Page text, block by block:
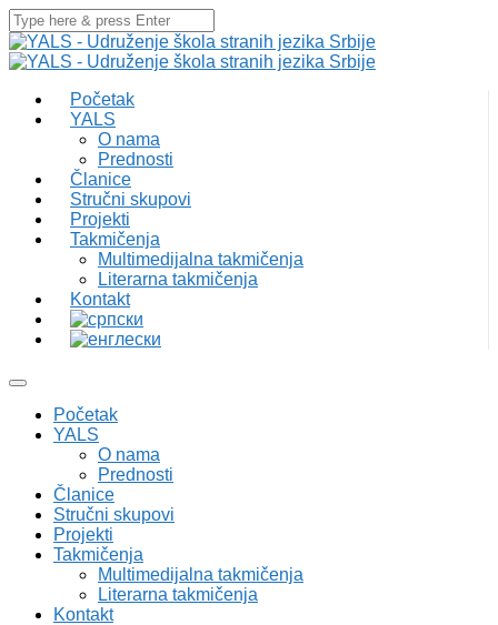
Početak
YALS
O nama
Prednosti
Članice
Stručni skupovi
Projekti
Takmičenja
Multimedijalna takmičenja
Literarna takmičenja
Kontakt
Početak
YALS
O nama
Prednosti
Članice
Stručni skupovi
Projekti
Takmičenja
Multimedijalna takmičenja
Literarna takmičenja
Kontakt